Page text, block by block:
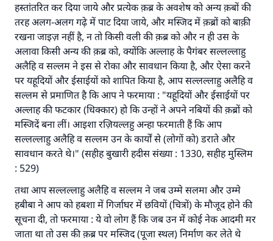
हस्तांतरित कर दिया जाये और प्रत्येक क़ब्र के अवशेष को अन्य क़बों की
तरह अलग-अलग गढ़े में पाट दिया जाये, और मस्जिद में क़ब्रों को बाक़ी
रखना जाइज़ नहीं है, न तो किसी वली की क़ब्र को और न ही उस के
अलावा किसी अन्य की क़ब्र को, क्योंकि अल्लाह के पैगंबर सल्लल्लाहु
अलैहि व सल्लम ने इस से रोका और सावधान किया है, और ऐसा करने
पर यहूदियों और ईसाईयों को शापित किया है, आप सल्लल्लाहु अलैहि व
सल्लम से प्रमाणित है कि आप ने फरमाया : "यहूदियों और ईसाईयों पर
अल्लाह की फटकार (धिक्कार) हो कि उन्हों ने अपने नबियों की क़ब्रों को
मस्जिदें बना लीं। आइशा रज़ियल्लहु अन्हा फरमाती हैं कि आप
सल्लल्लाहु अलैहि व सल्लम उन के कार्यों से (लोगों को) डराते और
सावधान करते थे।" (सहीह बुखारी हदीस संख्या : 1330, सहीह मुस्लिम
: 529)
तथा आप सल्लल्लाहु अलैहि व सल्लम ने जब उम्मे सलमा और उम्मे
हबीबा ने आप को हबशा में गिर्जाघर में छवियों (चित्रों) के मौजूद होने की
सूचना दी, तो फरमाया : ये वो लोग हैं कि जब उन में कोई नेक आदमी मर
जाता था तो उस की क़ब्र पर मस्जिद (पूजा स्थल) निर्माण कर लेते थे